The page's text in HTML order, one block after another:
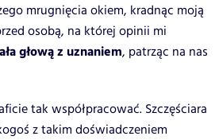
mrugnięcia okiem, kradnąc moją
osobą, na której opinii mi
głową z uznaniem, patrząc na nas
tak współpracować. Szczęściara
z takim doświadczeniem